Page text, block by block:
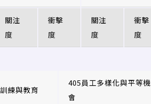
關注
度
衝擊
度
關注
度
衝擊
度
練與教育
405員工多樣化與平等機
會